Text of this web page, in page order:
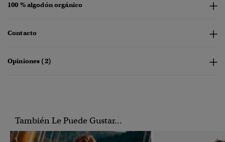
100 % algodón orgánico
Contacto
Opiniones (2)
También Le Puede Gustar...